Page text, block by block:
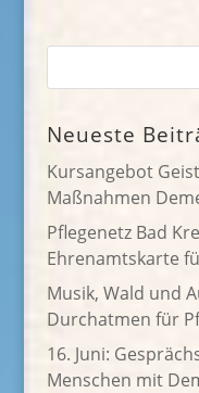
Neueste
Kursangebot
Maßnahmen
Pflegenetz Bad
Ehrenamtskarte
Musik, Wald und
Durchatmen für
16. Juni:
Menschen mit